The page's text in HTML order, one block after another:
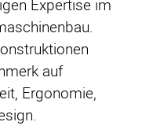
Expertise im
auf
Ergonomie,